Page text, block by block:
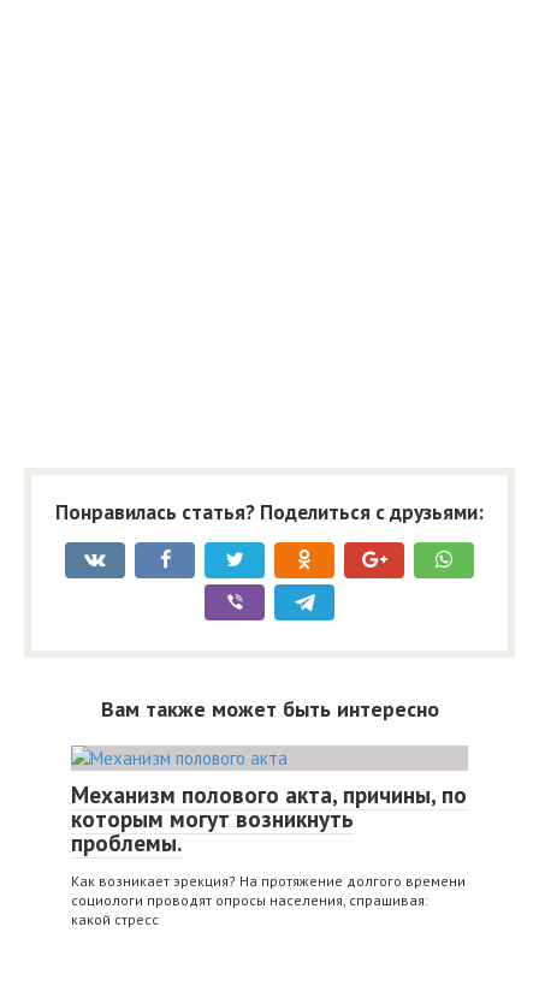
Понравилась статья? Поделиться с друзьями:
Вам также может быть интересно
Механизм полового акта, причины, по
которым могут возникнуть
проблемы.
Как возникает эрекция? На протяжение долгого времени
социологи проводят опросы населения, спрашивая:
какой стресс